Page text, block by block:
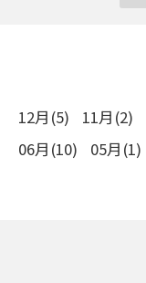
12月(5) 11月(2)
06月(10)
05月(1)